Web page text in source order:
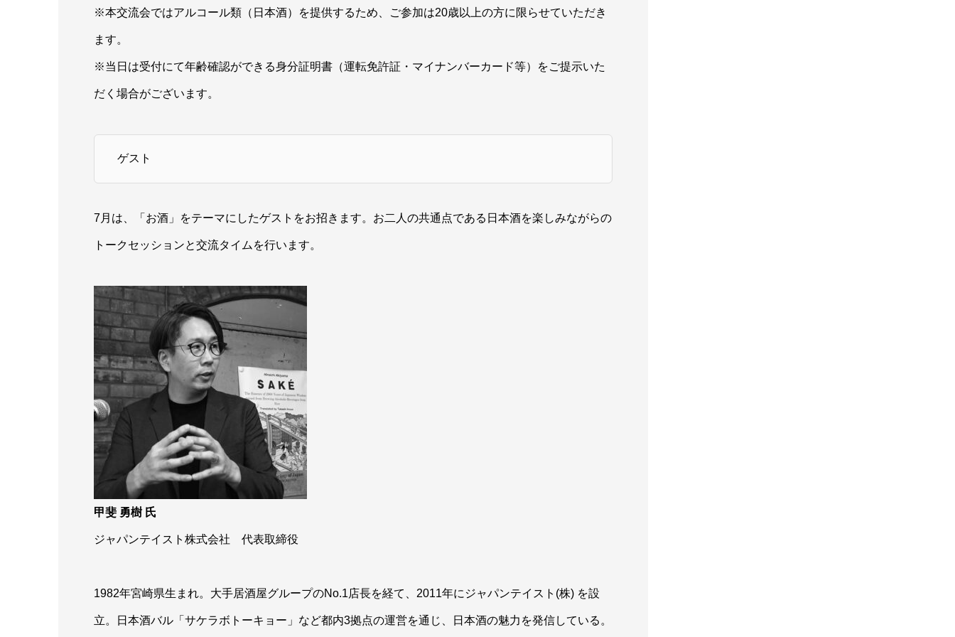
※本交流会ではアルコール類（日本酒）を提供するため、ご参加は20歳以上の方に限らせていただき
ます。
※当日は受付にて年齢確認ができる身分証明書（運転免許証・マイナンバーカード等）をご提示いた
だく場合がございます。
ゲスト
7月は、「お酒」をテーマにしたゲストをお招きます。お二人の共通点である日本酒を楽しみながらの
トークセッションと交流タイムを行います。
甲斐 勇樹 氏
ジャパンテイスト株式会社 代表取締役
1982年宮崎県生まれ。大手居酒屋グループのNo.1店長を経て、2011年にジャパンテイスト(株) を設
立。日本酒バル「サケラボトーキョー」など都内3拠点の運営を通じ、日本酒の魅力を発信している。